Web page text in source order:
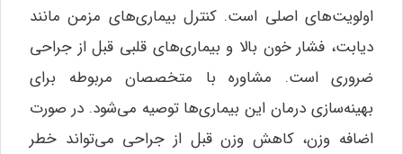
اولویت‌های اصلی است. کنترل بیماری‌های مزمن مانند
دیابت، فشار خون بالا و بیماری‌های قلبی قبل از جراحی
ضروری است. مشاوره با متخصصان مربوطه برای
بهینه‌سازی درمان این بیماری‌ها توصیه می‌شود. در صورت
اضافه وزن، کاهش وزن قبل از جراحی می‌تواند خطر